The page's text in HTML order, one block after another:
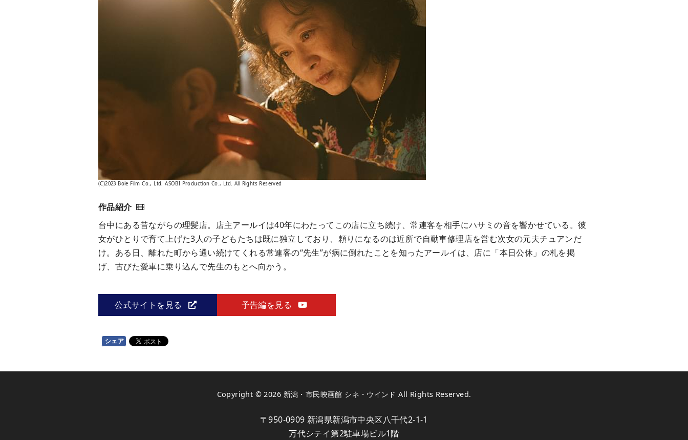
(C)2023 Bole Film Co., Ltd. ASOBI Production Co., Ltd. All Rights Reserved
台中にある昔ながらの理髪店。店主アールイは40年にわたってこの店に立ち続け、常連客を相手にハサミの音を響かせている。彼
女がひとりで育て上げた3人の子どもたちは既に独立しており、頼りになるのは近所で自動車修理店を営む次女の元夫チュアンだ
け。ある日、離れた町から通い続けてくれる常連客の“先生”が病に倒れたことを知ったアールイは、店に「本日公休」の札を掲
げ、古びた愛車に乗り込んで先生のもとへ向かう。
公式サイトを見る 予告編を見る
シェア
Copyright © 2026 新潟・市民映画館 シネ・ウインド All Rights Reserved.
〒950-0909 新潟県新潟市中央区八千代2-1-1
万代シテイ第2駐車場ビル1階